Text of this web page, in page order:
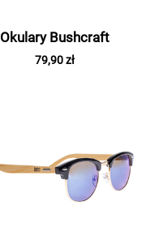
Okulary Bushcraft
79,90 zł